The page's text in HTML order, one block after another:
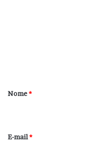
r
*
Nome*
E-mail*